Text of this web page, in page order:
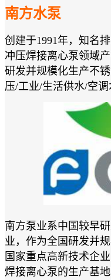
南方水泵
创建于1991年，知名
冲压焊接离心泵领域
研发并规模化生产不
压/工业/生活供水/空调
南方泵业系中国较早
业，作为全国研发并
国家重点高新技术企
焊接离心泵的生产基